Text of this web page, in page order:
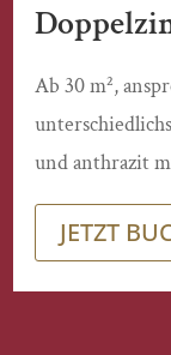
Ab 30 m²,
und anthrazit
JETZT